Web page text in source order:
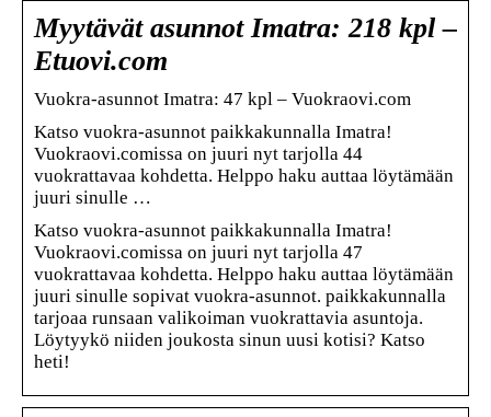
Myytävät asunnot Imatra: 218 kpl –
Etuovi.com
Vuokra-asunnot Imatra: 47 kpl – Vuokraovi.com
Katso vuokra-asunnot paikkakunnalla Imatra!
Vuokraovi.comissa on juuri nyt tarjolla 44
vuokrattavaa kohdetta. Helppo haku auttaa löytämään
juuri sinulle …
Katso vuokra-asunnot paikkakunnalla Imatra!
Vuokraovi.comissa on juuri nyt tarjolla 47
vuokrattavaa kohdetta. Helppo haku auttaa löytämään
juuri sinulle sopivat vuokra-asunnot. paikkakunnalla
tarjoaa runsaan valikoiman vuokrattavia asuntoja.
Löytyykö niiden joukosta sinun uusi kotisi? Katso
heti!